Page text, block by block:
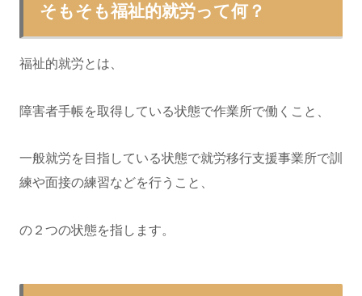
そもそも福祉的就労って何？
福祉的就労とは、
障害者手帳を取得している状態で作業所で働くこと、
一般就労を目指している状態で就労移行支援事業所で訓
練や面接の練習などを行うこと、
の２つの状態を指します。